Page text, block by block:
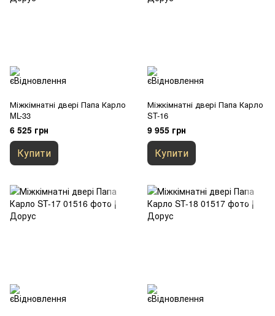
Міжкімнатні двері Папа Карло
ML-33
6 525 грн
Купити
Міжкімнатні двері Папа Карло
ST-16
9 955 грн
Купити